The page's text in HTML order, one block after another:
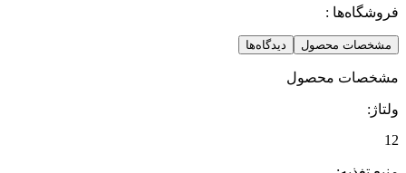
فروشگاه‌ها :
مشخصات محصول دیدگاه‌ها
مشخصات محصول
ولتاژ :
12